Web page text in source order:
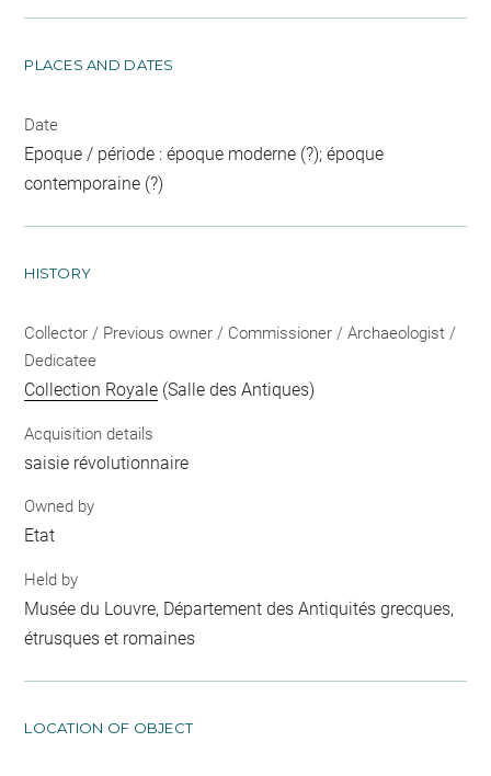
PLACES AND DATES
Date
Epoque / période : époque moderne (?); époque
contemporaine (?)
HISTORY
Collector / Previous owner / Commissioner / Archaeologist /
Dedicatee
Collection Royale (Salle des Antiques)
Acquisition details
saisie révolutionnaire
Owned by
Etat
Held by
Musée du Louvre, Département des Antiquités grecques,
étrusques et romaines
LOCATION OF OBJECT